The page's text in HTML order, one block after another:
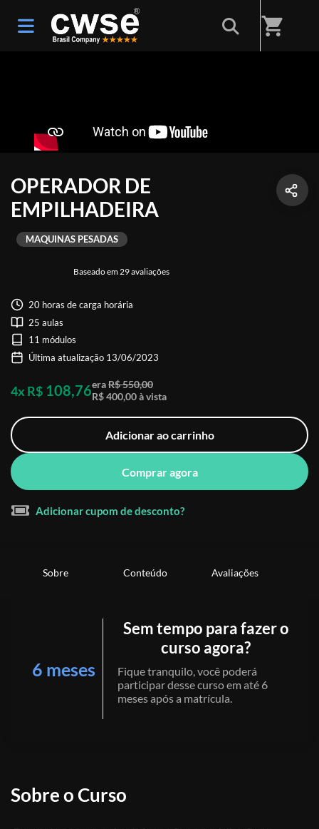
shopping_cart
OPERADOR DE
EMPILHADEIRA
Baseado em 29 avaliações
MAQUINAS PESADAS
20 horas de carga horária
25 aulas
11 módulos
Última atualização 13/06/2023
4x R$ 108,76eraR$ 550,00
R$ 400,00 à vista
Adicionar ao carrinho
Comprar agora
Adicionar cupom de desconto?
Sobre Conteúdo Avaliações
6 meses
Sem tempo para fazer o
curso agora?
Fique tranquilo, você poderá
participar desse curso em até 6
meses após a matrícula.
Sobre o Curso